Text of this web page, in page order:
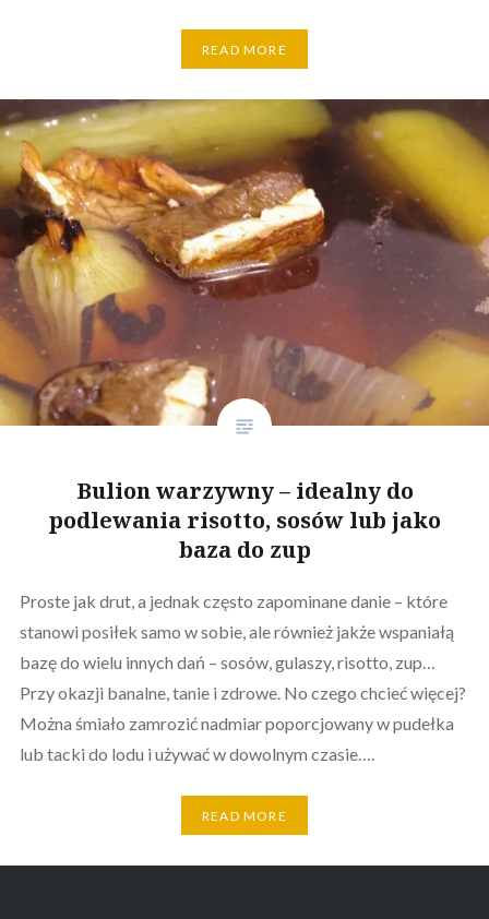
READ MORE
Bulion warzywny – idealny do
podlewania risotto, sosów lub jako
baza do zup
Proste jak drut, a jednak często zapominane danie – które
stanowi posiłek samo w sobie, ale również jakże wspaniałą
bazę do wielu innych dań – sosów, gulaszy, risotto, zup…
Przy okazji banalne, tanie i zdrowe. No czego chcieć więcej?
Można śmiało zamrozić nadmiar poporcjowany w pudełka
lub tacki do lodu i używać w dowolnym czasie….
READ MORE